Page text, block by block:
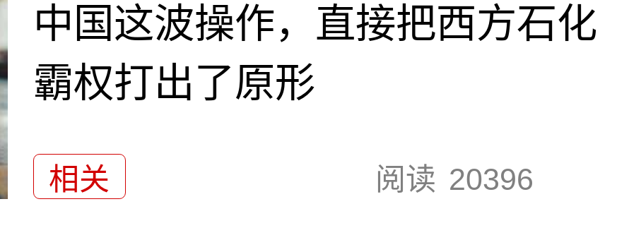
中国这波操作，直接把西方石化
霸权打出了原形
相关 阅读 20396